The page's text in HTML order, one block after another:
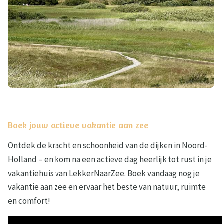
Boek jouw actieve vakantie aan zee
Ontdek de kracht en schoonheid van de dijken in Noord-
Holland – en kom na een actieve dag heerlijk tot rust in je
vakantiehuis van LekkerNaarZee. Boek vandaag nog je
vakantie aan zee en ervaar het beste van natuur, ruimte
en comfort!